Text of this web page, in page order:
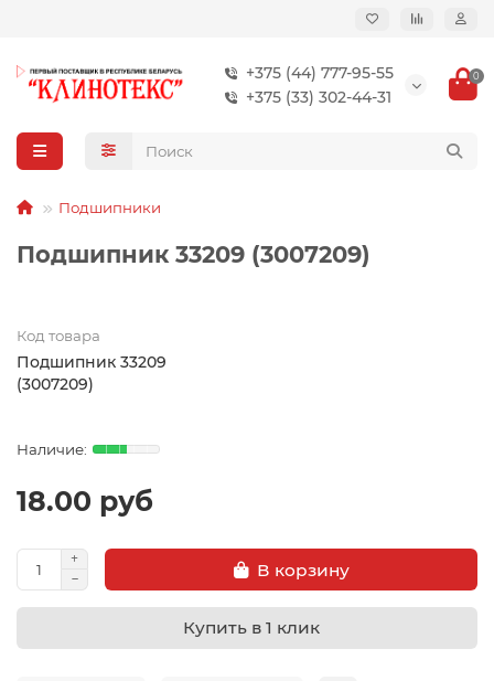
+375 (44) 777-95-55
+375 (33) 302-44-31
0
Подшипники
Подшипник 33209 (3007209)
Код товара
Подшипник 33209
(3007209)
18.00 руб
В корзину
Купить в 1 клик